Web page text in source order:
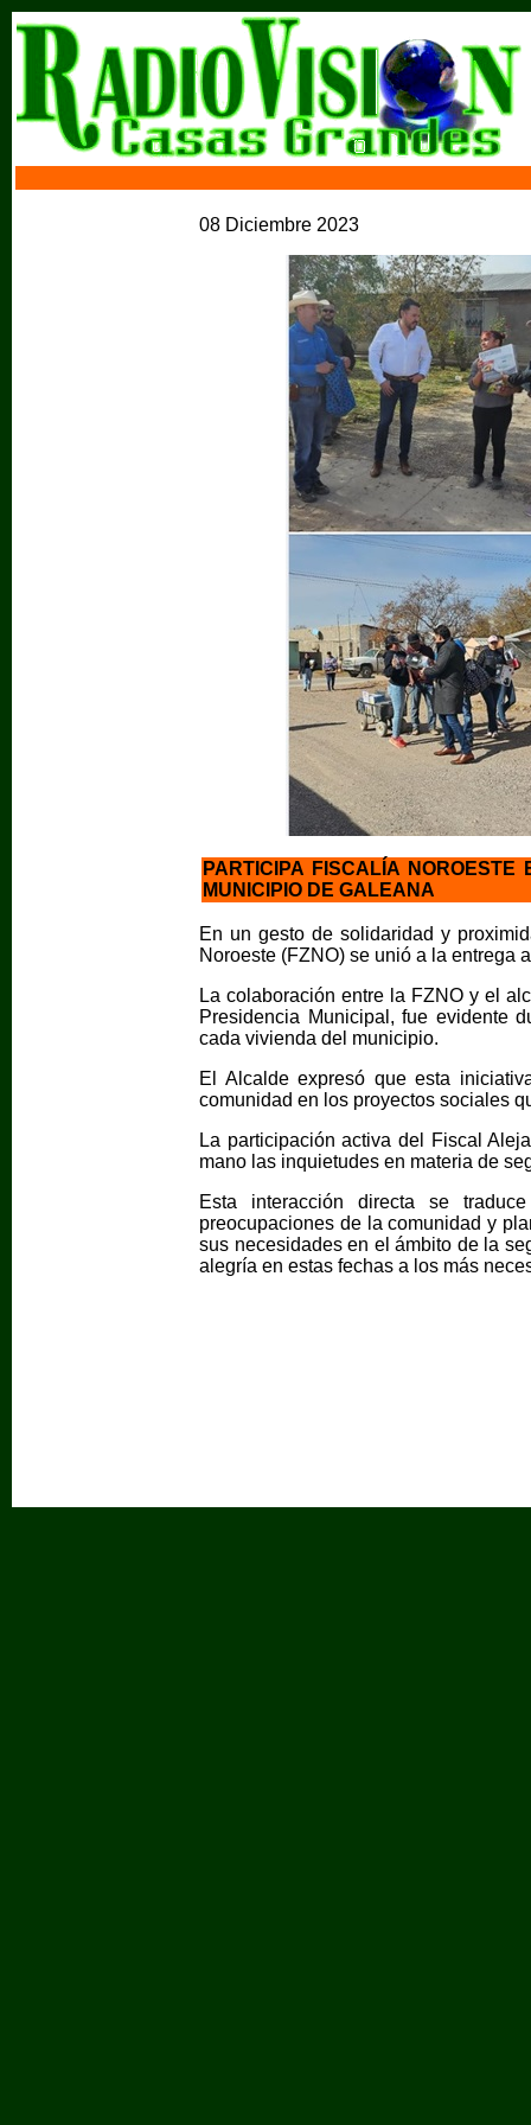
08 Diciembre 2023
PARTICIPA FISCALÍA
MUNICIPIO DE GALEANA
En un gesto de solidaridad y
Noroeste (FZNO) se unió a la entrega
La colaboración entre la FZNO y el
Presidencia Municipal, fue evidente
cada vivienda del municipio.
El Alcalde expresó que esta
comunidad en los proyectos sociales
La participación activa del Fiscal
mano las inquietudes en materia de
Esta interacción directa se
preocupaciones de la comunidad y
sus necesidades en el ámbito de la
alegría en estas fechas a los más